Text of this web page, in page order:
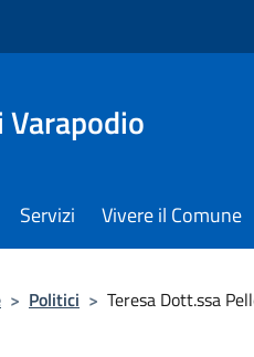
Varapodio
Servizi Vivere il Comune
> Politici > Teresa Dott.ssa